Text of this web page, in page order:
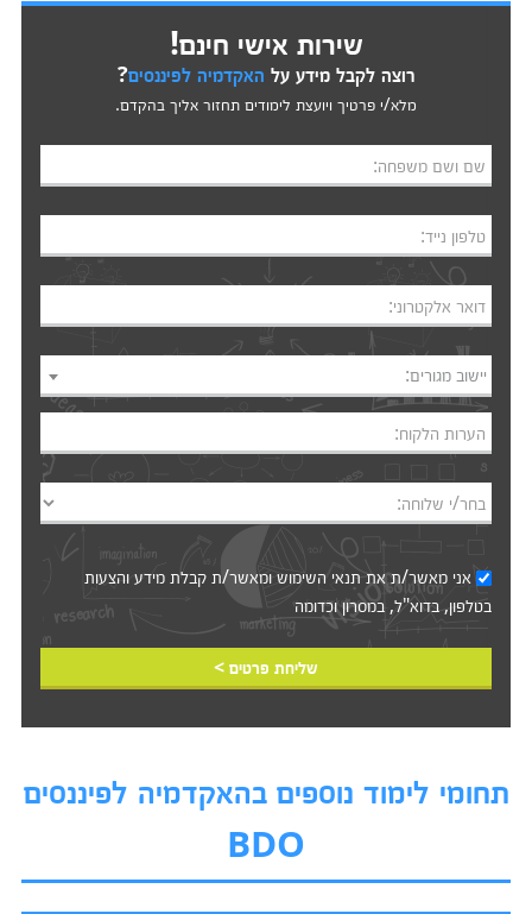
שירות אישי חינם!
רוצה לקבל מידע על האקדמיה לפיננסים?
מלא/י פרטיך ויועצת לימודים תחזור אליך בהקדם.
שם ושם משפחה:
טלפון נייד:
דואר אלקטרוני:
יישוב מגורים:
הערות הלקוח:
בחר/י שלוחה:
אני מאשר/ת אתתנאי השימושומאשר/ת קבלת מידע והצעות
בטלפון, בדוא"ל, במסרון וכדומה‎‎
שליחת פרטים >
תחומי לימוד נוספים בהאקדמיה לפיננסים
BDO